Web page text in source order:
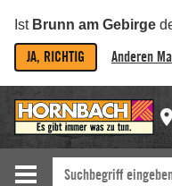
Ist Brunn am Gebirge
JA, RICHTIG Anderen